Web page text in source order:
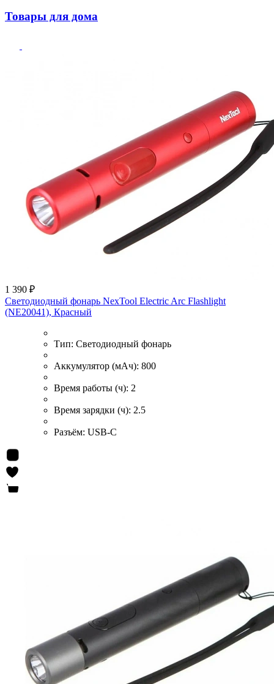
Товары для дома
1 390 ₽
Светодиодный фонарь NexTool Electric Arc Flashlight
(NE20041), Красный
Тип: Светодиодный фонарь
Аккумулятор (мАч): 800
Время работы (ч): 2
Время зарядки (ч): 2.5
Разъём: USB-C